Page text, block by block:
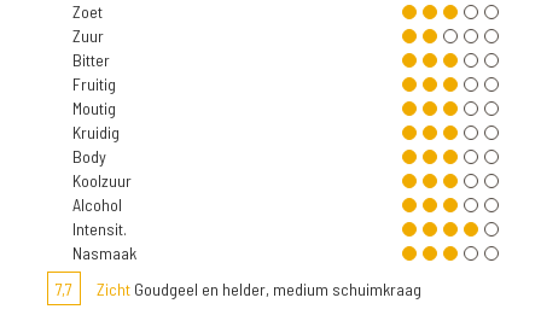
Zoet
Zuur
Bitter
Fruitig
Moutig
Kruidig
Body
Koolzuur
Alcohol
Intensit.
Nasmaak
7,7
Zicht Goudgeel en helder, medium schuimkraag